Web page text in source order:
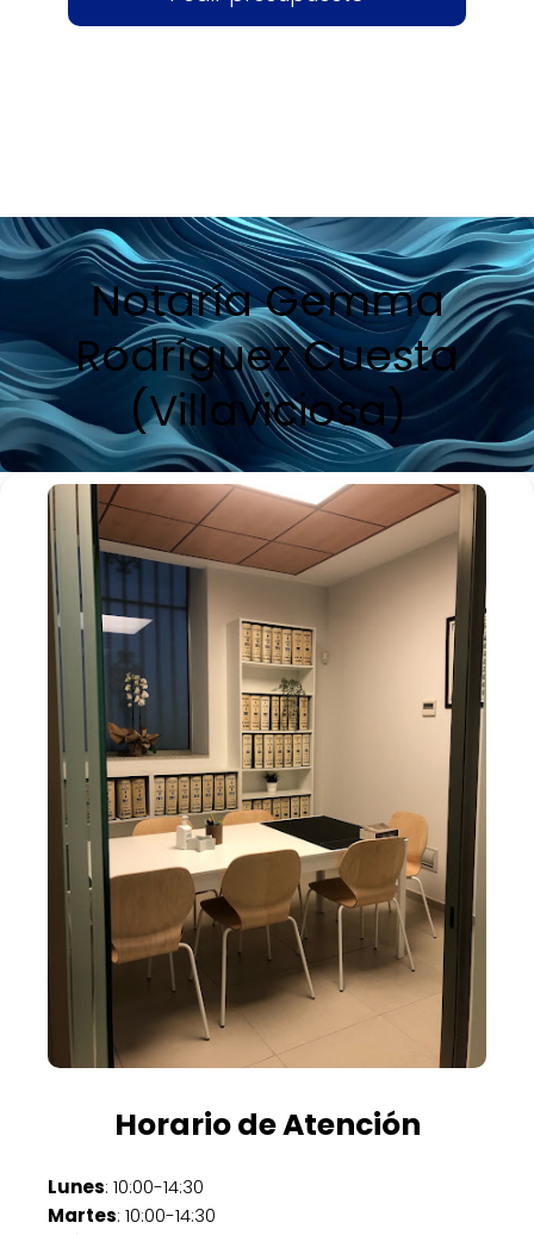
Notaría Gemma
Rodríguez Cuesta
(Villaviciosa)
Horario de Atención
Lunes: 10:00-14:30
Martes: 10:00-14:30